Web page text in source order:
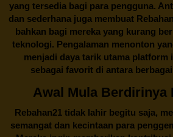
yang tersedia bagi para pengguna.
dan sederhana juga membuat
bahkan bagi mereka yang kurang
teknologi. Pengalaman menonton
menjadi daya tarik utama platform
sebagai favorit di antara
Awal Mula Berdirinya
Rebahan21 tidak lahir begitu saja,
semangat dan kecintaan para